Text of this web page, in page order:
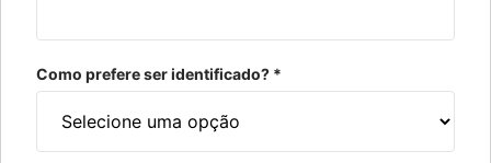
Como prefere ser identificado? *